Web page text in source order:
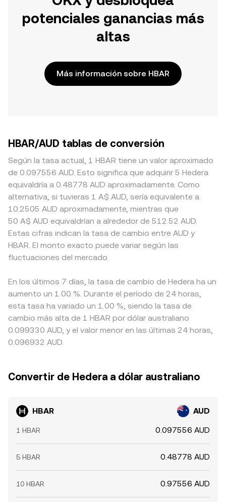
potenciales ganancias más
altas
Más información sobre HBAR
HBAR/AUD tablas de conversión
Según la tasa actual, 1 HBAR tiene un valor aproximado
de 0.097556 AUD. Esto significa que adquirir 5 Hedera
equivaldría a 0.48778 AUD aproximadamente. Como
alternativa, si tuvieras 1 A$ AUD, sería equivalente a
10.2505 AUD aproximadamente, mientras que
50 A$ AUD equivaldrían a alrededor de 512.52 AUD.
Estas cifras indican la tasa de cambio entre AUD y
HBAR. El monto exacto puede variar según las
fluctuaciones del mercado.
En los últimos 7 días, la tasa de cambio de Hedera ha un
aumento un 1.00 %. Durante el período de 24 horas,
esta tasa ha variado un 1.00 %, siendo la tasa de
cambio más alta de 1 HBAR por dólar australiano
0.099330 AUD, y el valor menor en las últimas 24 horas,
0.096932 AUD.
Convertir de Hedera a dólar australiano
HBAR AUD
1 HBAR 0.097556 AUD
5 HBAR 0.48778 AUD
10 HBAR 0.97556 AUD